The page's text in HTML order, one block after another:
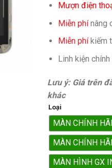
Mượn điện
Miễn phínâng
Miễn phíkiếm
Linh kiện
Lưu ý: Giá trên
khác
Loại
MÀN CHÍNH
MÀN CHÍNH
MÀN HÌNH GX